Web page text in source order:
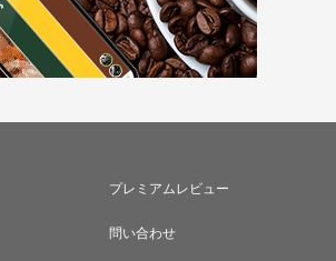
プレミアムレビュー
問い合わせ